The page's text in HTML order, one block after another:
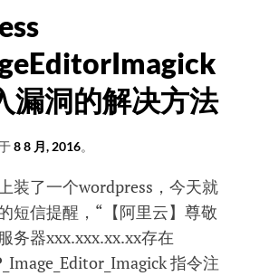
漏洞的解决方法
8 8 月, 2016。
装了一个wordpress，今天就
短信提醒，“ 【阿里云】尊敬
务器xxx.xxx.xx.xx存在
指令注